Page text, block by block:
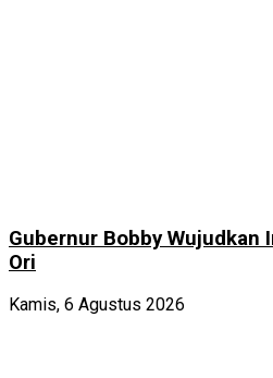
Gubernur Bobby Wujudkan
Ori
Kamis, 6 Agustus 2026